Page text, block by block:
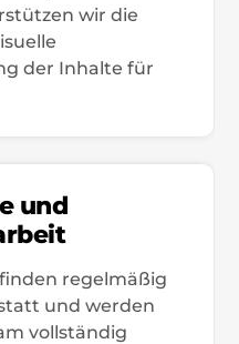
wir die
der Inhalte für
und
regelmäßig
und werden
vollständig